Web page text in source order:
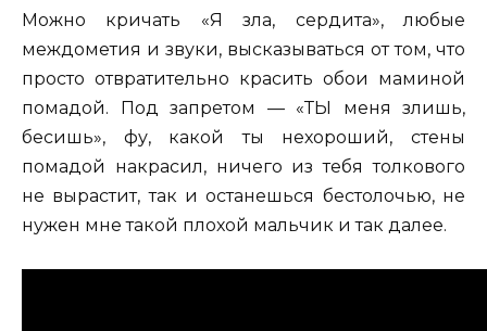
Можно кричать «Я зла, сердита», любые
междометия и звуки, высказываться от том, что
просто отвратительно красить обои маминой
помадой. Под запретом — «ТЫ меня злишь,
бесишь», фу, какой ты нехороший, стены
помадой накрасил, ничего из тебя толкового
не вырастит, так и останешься бестолочью, не
нужен мне такой плохой мальчик и так далее.